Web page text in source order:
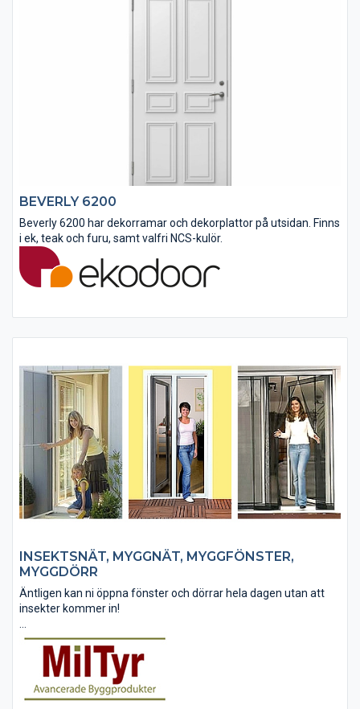
BEVERLY 6200
Beverly 6200 har dekorramar och dekorplattor på utsidan. Finns
i ek, teak och furu, samt valfri NCS-kulör.
INSEKTSNÄT, MYGGNÄT, MYGGFÖNSTER,
MYGGDÖRR
Äntligen kan ni öppna fönster och dörrar hela dagen utan att
insekter kommer in!
MilTyr erbjuder ett stort sortiment av insektsnätprodukter av
högsta kvalitet. Från enkla lösa nät till kompletta system med
kassett och profiler. Produkter...